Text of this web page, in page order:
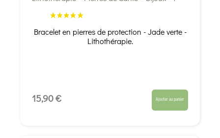
Bracelet en pierres de protection - Jade verte -
Lithothérapie.
15,90 € Ajouter au panier